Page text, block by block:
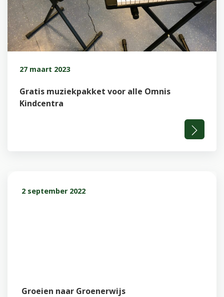
27 maart 2023
Gratis muziekpakket voor alle Omnis
Kindcentra
2 september 2022
Groeien naar Groenerwijs